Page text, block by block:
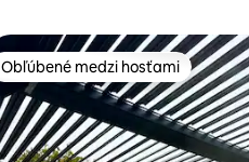
Obľúbené medzi hosťami
Obľúbené medzi hosťami